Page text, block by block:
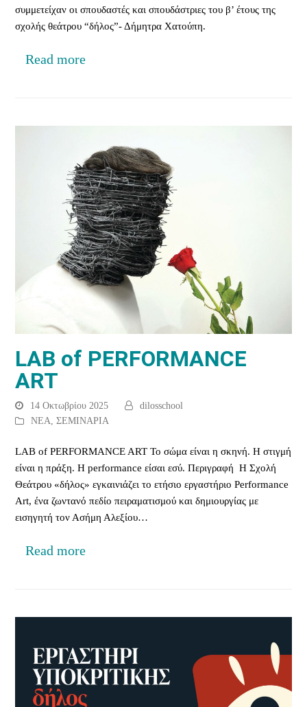
συμμετείχαν οι σπουδαστές και σπουδάστριες του β’ έτους της
σχολής θεάτρου “δήλος”- Δήμητρα Χατούπη.
Read more
LAB of PERFORMANCE
ART
14 Οκτωβρίου 2025
dilosschool
ΝΕΑ,ΣΕΜΙΝΑΡΙΑ
LAB of PERFORMANCE ART Το σώμα είναι η σκηνή. Η στιγμή
είναι η πράξη. Η performance είσαι εσύ. Περιγραφή Η Σχολή
Θεάτρου «δήλος» εγκαινιάζει το ετήσιο εργαστήριο Performance
Art, ένα ζωντανό πεδίο πειραματισμού και δημιουργίας με
εισηγητή τον Ασήμη Αλεξίου…
Read more